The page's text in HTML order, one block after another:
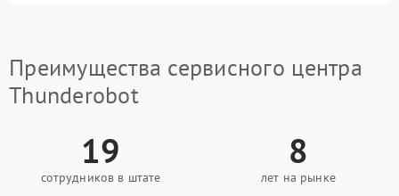
Преимущества сервисного центра
Thunderobot
19
сотрудников в штате
8
лет на рынке